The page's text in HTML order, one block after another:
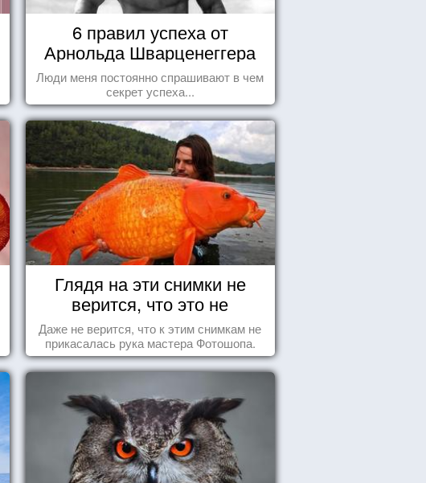
6 правил успеха от
Арнольда Шварценеггера
Люди меня постоянно спрашивают в чем
секрет успеха...
Глядя на эти снимки не
верится, что это не
Фотошоп!
Даже не верится, что к этим снимкам не
прикасалась рука мастера Фотошопа.